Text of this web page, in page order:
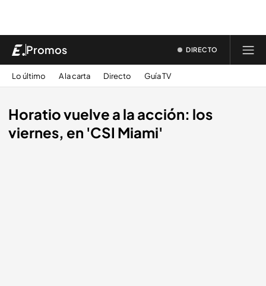
Promos DIRECTO
Lo último A la carta Directo Guía TV
Horatio vuelve a la acción: los
viernes, en 'CSI Miami'